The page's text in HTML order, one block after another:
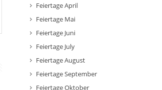
Feiertage April
Feiertage Mai
Feiertage Juni
Feiertage July
Feiertage August
Feiertage September
Feiertage Oktober